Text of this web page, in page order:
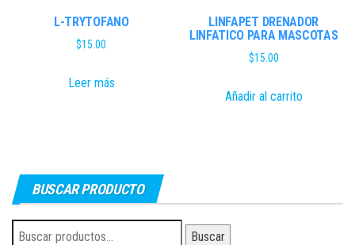
L-TRYTOFANO
$15.00
Leer más
LINFAPET DRENADOR
LINFATICO PARA MASCOTAS
$15.00
Añadir al carrito
BUSCAR PRODUCTO
Buscar
Buscar